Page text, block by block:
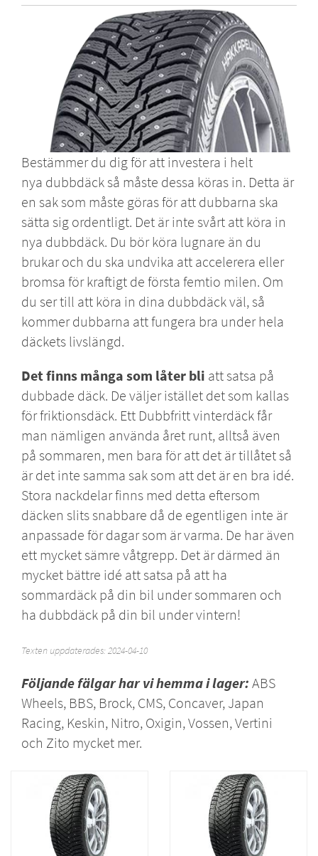
Bestämmer du dig för att investera i helt
nya dubbdäck så måste dessa köras in. Detta är
en sak som måste göras för att dubbarna ska
sätta sig ordentligt. Det är inte svårt att köra in
nya dubbdäck. Du bör köra lugnare än du
brukar och du ska undvika att accelerera eller
bromsa för kraftigt de första femtio milen. Om
du ser till att köra in dina dubbdäck väl, så
kommer dubbarna att fungera bra under hela
däckets livslängd.
Det finns många som låter bli att satsa på
dubbade däck. De väljer istället det som kallas
för friktionsdäck. Ett Dubbfritt vinterdäckfår
man nämligen använda året runt, alltså även
på sommaren, men bara för att det är tillåtet så
är det inte samma sak som att det är en bra idé.
Stora nackdelar finns med detta eftersom
däcken slits snabbare då de egentligen inte är
anpassade för dagar som är varma. De har även
ett mycket sämre våtgrepp. Det är därmed än
mycket bättre idé att satsa på att ha
sommardäck på din bil under sommaren och
ha dubbdäck på din bil under vintern!
Texten uppdaterades: 2024-04-10
Följandefälgarhar vi hemma i lager: ABS
Wheels, BBS, Brock, CMS, Concaver, Japan
Racing, Keskin, Nitro, Oxigin,Vossen,Vertini
och Zito mycket mer.